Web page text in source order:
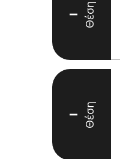
I Θέση
I Θέση